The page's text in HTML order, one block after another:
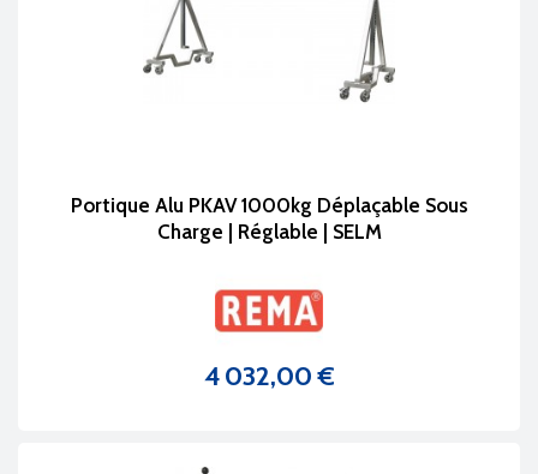
Portique Alu PKAV 1000kg Déplaçable Sous
Charge | Réglable | SELM
Prix
4 032,00 €